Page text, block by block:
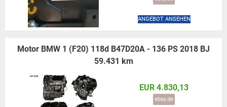
ANGEBOT ANSEHEN
Motor BMW 1 (F20) 118d B47D20A - 136 PS 2018 BJ
59.431 km
EUR 4.830,13
ebay.de